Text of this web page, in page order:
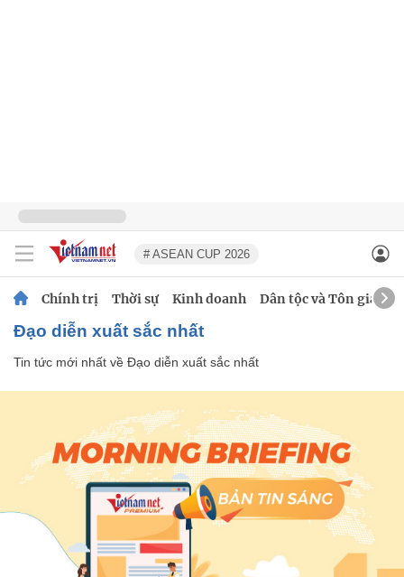
# ASEAN CUP 2026
Chính trị Thời sự Kinh doanh Dân tộc và Tôn giáo
Đạo diễn xuất sắc nhất
Tin tức mới nhất về Đạo diễn xuất sắc nhất